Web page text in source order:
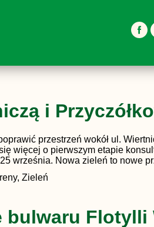
i
przestrzeń wokół ul.
więcej o pierwszym etapie
września. Nowa zieleń to nowe
Zieleń
bulwaru